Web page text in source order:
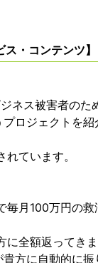
・コンテンツ】
ネス被害者のた
ロジェクトを紹
ています。
毎月100万円の
に全額返ってき
方に自動的に